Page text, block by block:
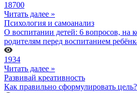
18700
Читать далее »
Психология и самоанализ
О воспитании детей: 6 вопросов, на
родителям перед воспитанием
1934
Читать далее »
Развивай креативность
Как правильно сформулировать цель?